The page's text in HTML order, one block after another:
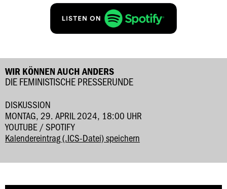
WIR KÖNNEN AUCH ANDERS
DIE FEMINISTISCHE PRESSERUNDE
DISKUSSION
MONTAG, 29. APRIL 2024, 18:00 UHR
YOUTUBE / SPOTIFY
Kalendereintrag (.ICS-Datei) speichern